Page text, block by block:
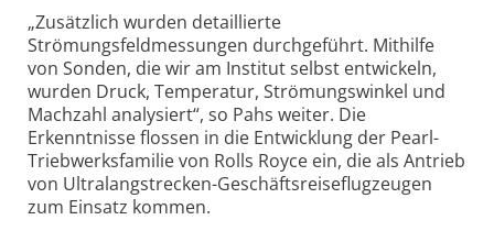
„Zusätzlich wurden detaillierte
Strömungsfeldmessungen durchgeführt. Mithilfe
von Sonden, die wir am Institut selbst entwickeln,
wurden Druck, Temperatur, Strömungswinkel und
Machzahl analysiert“, so Pahs weiter. Die
Erkenntnisse flossen in die Entwicklung der Pearl-
Triebwerksfamilie von Rolls Royce ein, die als Antrieb
von Ultralangstrecken-Geschäftsreiseflugzeugen
zum Einsatz kommen.